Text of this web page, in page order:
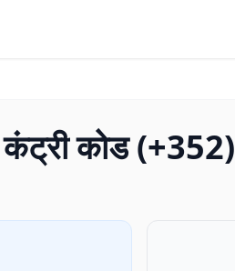
कंट्री कोड (+352)